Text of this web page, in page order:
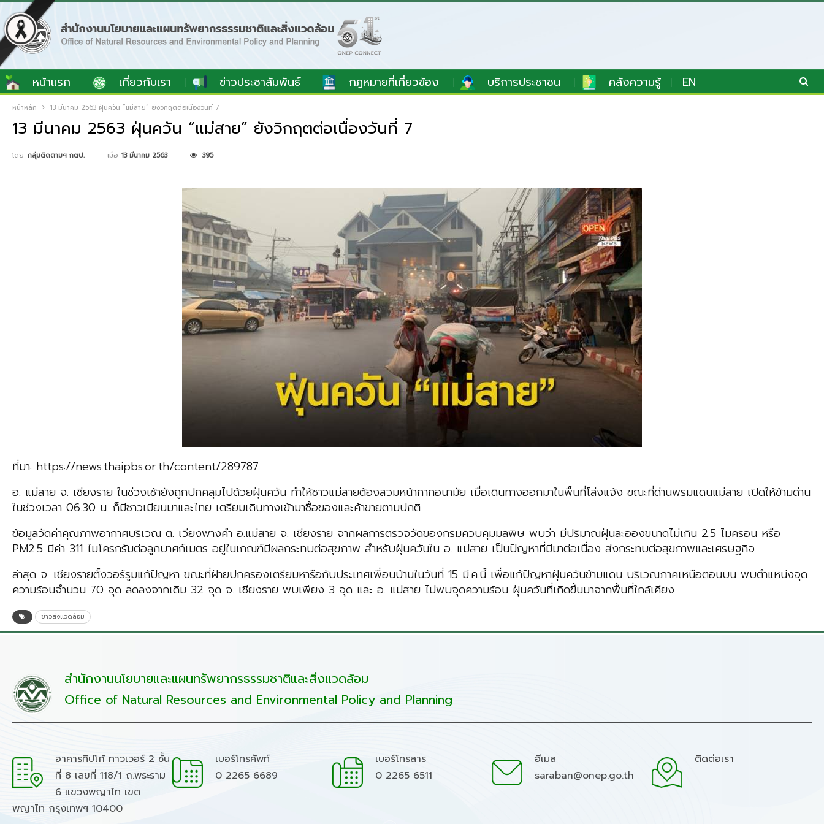
หน้าแรก เกี่ยวกับเรา ข่าวประชาสัมพันธ์ กฎหมายที่เกี่ยวข้อง บริการประชาชน คลังความรู้ EN
หน้าหลัก 13 มีนาคม 2563 ฝุ่นควัน “แม่สาย” ยังวิกฤตต่อเนื่องวันที่ 7
13 มีนาคม 2563 ฝุ่นควัน “แม่สาย” ยังวิกฤตต่อเนื่องวันที่ 7
โดย กลุ่มติดตามฯ กตป. เมื่อ 13 มีนาคม 2563 395
ที่มา: https://news.thaipbs.or.th/content/289787
อ. แม่สาย จ. เชียงราย ในช่วงเช้ายังถูกปกคลุมไปด้วยฝุ่นควัน ทำให้ชาวแม่สายต้องสวมหน้ากากอนามัย เมื่อเดินทางออกมาในพื้นที่โล่งแจ้ง ขณะที่ด่านพรมแดนแม่สาย เปิดให้ข้ามด่าน
ในช่วงเวลา 06.30 น. ก็มีชาวเมียนมาและไทย เตรียมเดินทางเข้ามาซื้อของและค้าขายตามปกติ
ข้อมูลวัดค่าคุณภาพอากาศบริเวณ ต. เวียงพางคำ อ.แม่สาย จ. เชียงราย จากผลการตรวจวัดของกรมควบคุมมลพิษ พบว่า มีปริมาณฝุ่นละอองขนาดไม่เกิน 2.5 ไมครอน หรือ
PM2.5 มีค่า 311 ไมโครกรัมต่อลูกบาศก์เมตร อยู่ในเกณฑ์มีผลกระทบต่อสุขภาพ สำหรับฝุ่นควันใน อ. แม่สาย เป็นปัญหาที่มีมาต่อเนื่อง ส่งกระทบต่อสุขภาพและเศรษฐกิจ
ล่าสุด จ. เชียงรายตั้งวอร์รูมแก้ปัญหา ขณะที่ฝ่ายปกครองเตรียมหารือกับประเทศเพื่อนบ้านในวันที่ 15 มี.ค.นี้ เพื่อแก้ปัญหาฝุ่นควันข้ามแดน บริเวณภาคเหนือตอนบน พบตำแหน่งจุด
ความร้อนจำนวน 70 จุด ลดลงจากเดิม 32 จุด จ. เชียงราย พบเพียง 3 จุด และ อ. แม่สาย ไม่พบจุดความร้อน ฝุ่นควันที่เกิดขึ้นมาจากพื้นที่ใกล้เคียง
ข่าวสิ่งแวดล้อม
สำนักงานนโยบายและแผนทรัพยากรธรรมชาติและสิ่งแวดล้อม
Office of Natural Resources and Environmental Policy and Planning
อาคารทิปโก้ ทาวเวอร์ 2 ชั้น
ที่ 8 เลขที่ 118/1 ถ.พระราม
6 แขวงพญาไท เขต
พญาไท กรุงเทพฯ 10400
เบอร์โทรศัพท์
0 2265 6689
เบอร์โทรสาร
0 2265 6511
อีเมล
saraban@onep.go.th
ติดต่อเรา